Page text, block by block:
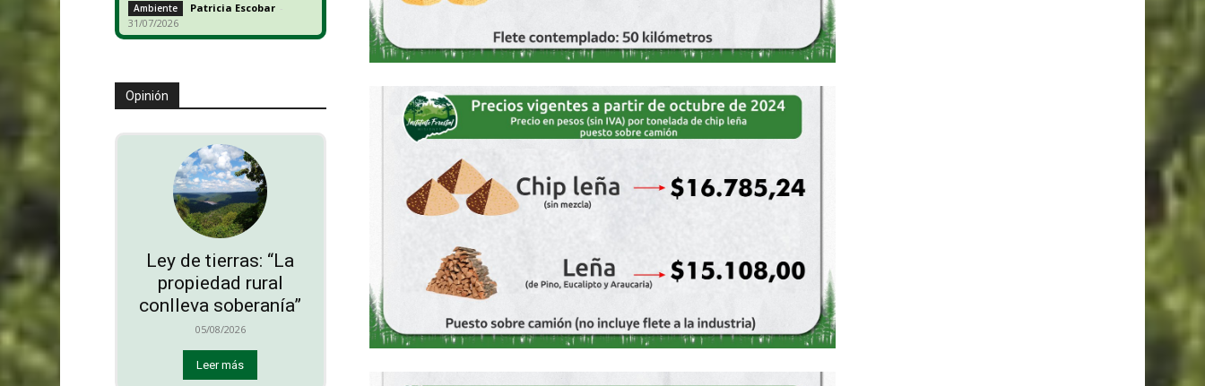
Ambiente Patricia Escobar -
31/07/2026
Opinión
Ley de tierras: “La
propiedad rural
conlleva soberanía”
05/08/2026
Leer más